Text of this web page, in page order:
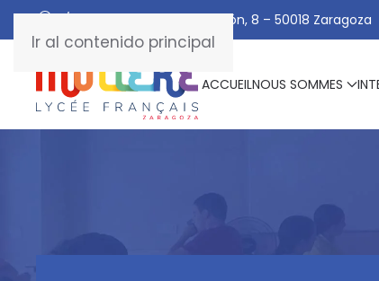
Ir al contenido principal
C/ De Manuel Marraco Ramón, 8 – 50018 Zaragoza
ACCUEILNOUS SOMMES